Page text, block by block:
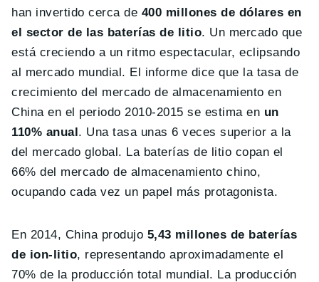
han invertido cerca de 400 millones de dólares en
el sector de las baterías de litio. Un mercado que
está creciendo a un ritmo espectacular, eclipsando
al mercado mundial. El informe dice que la tasa de
crecimiento del mercado de almacenamiento en
China en el periodo 2010-2015 se estima en un
110% anual. Una tasa unas 6 veces superior a la
del mercado global. La baterías de litio copan el
66% del mercado de almacenamiento chino,
ocupando cada vez un papel más protagonista.
En 2014, China produjo 5,43 millones de baterías
de ion-litio, representando aproximadamente el
70% de la producción total mundial. La producción